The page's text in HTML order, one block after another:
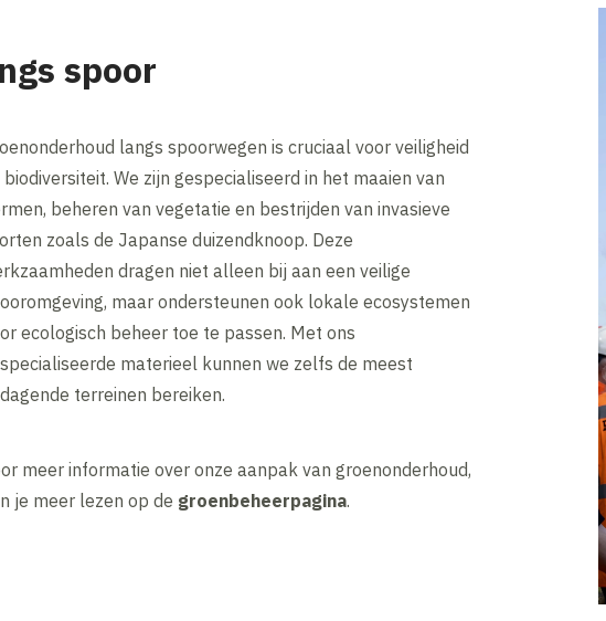
spoor
langs spoorwegen is cruciaal voor veiligheid
biodiversiteit. We zijn gespecialiseerd in het maaien van
beheren van vegetatie en bestrijden van invasieve
zoals de Japanse duizendknoop. Deze
dragen niet alleen bij aan een veilige
maar ondersteunen ook lokale ecosystemen
ecologisch beheer toe te passen. Met ons
materieel kunnen we zelfs de meest
terreinen bereiken.
meer informatie over onze aanpak van groenonderhoud,
je meer lezen op de groenbeheerpagina.